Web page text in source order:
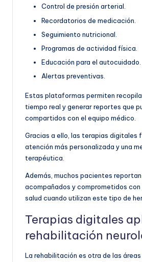
Control de presión arterial.
Recordatorios de medicación.
Seguimiento nutricional.
Programas de actividad física.
Educación para el autocuidado.
Alertas preventivas.
Estas plataformas permiten
tiempo real y generar reportes que
compartidos con el equipo médico.
Gracias a ello, las terapias digitales
atención más personalizada y una
terapéutica.
Además, muchos pacientes
acompañados y comprometidos
salud cuando utilizan este tipo de
Terapias digitales
rehabilitación
La rehabilitación es otra de las